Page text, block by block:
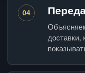
04
доставки,